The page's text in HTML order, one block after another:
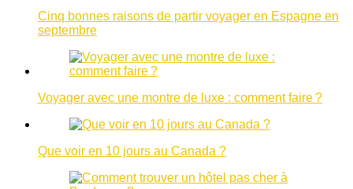
Cinq bonnes raisons de partir voyager en Espagne en
septembre
Voyager avec une montre de luxe : comment faire ?
Que voir en 10 jours au Canada ?